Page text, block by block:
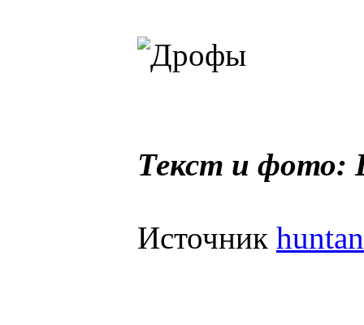
Текст и фото:
Источник